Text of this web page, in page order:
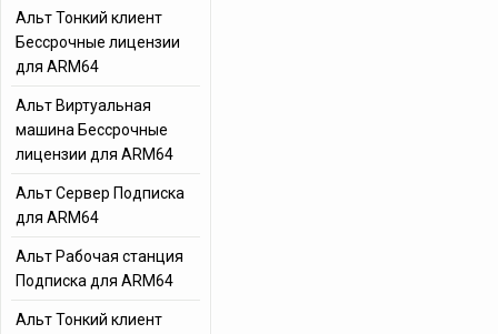
Альт Тонкий клиент
Бессрочные лицензии
для ARM64
Альт Виртуальная
машина Бессрочные
лицензии для ARM64
Альт Сервер Подписка
для ARM64
Альт Рабочая станция
Подписка для ARM64
Альт Тонкий клиент